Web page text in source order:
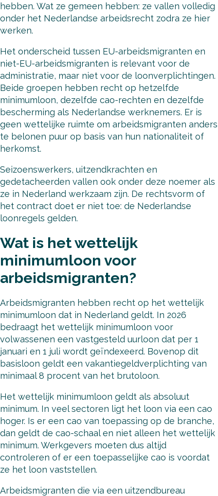
hebben. Wat ze gemeen hebben: ze vallen volledig
onder het Nederlandse arbeidsrecht zodra ze hier
werken.
Het onderscheid tussen EU-arbeidsmigranten en
niet-EU-arbeidsmigranten is relevant voor de
administratie, maar niet voor de loonverplichtingen.
Beide groepen hebben recht op hetzelfde
minimumloon, dezelfde cao-rechten en dezelfde
bescherming als Nederlandse werknemers. Er is
geen wettelijke ruimte om arbeidsmigranten anders
te belonen puur op basis van hun nationaliteit of
herkomst.
Seizoenswerkers, uitzendkrachten en
gedetacheerden vallen ook onder deze noemer als
ze in Nederland werkzaam zijn. De rechtsvorm of
het contract doet er niet toe: de Nederlandse
loonregels gelden.
Wat is het wettelijk
minimumloon voor
arbeidsmigranten?
Arbeidsmigranten hebben recht op het wettelijk
minimumloon dat in Nederland geldt. In 2026
bedraagt het wettelijk minimumloon voor
volwassenen een vastgesteld uurloon dat per 1
januari en 1 juli wordt geïndexeerd. Bovenop dit
basisloon geldt een vakantiegeldverplichting van
minimaal 8 procent van het brutoloon.
Het wettelijk minimumloon geldt als absoluut
minimum. In veel sectoren ligt het loon via een cao
hoger. Is er een cao van toepassing op de branche,
dan geldt de cao-schaal en niet alleen het wettelijk
minimum. Werkgevers moeten dus altijd
controleren of er een toepasselijke cao is voordat
ze het loon vaststellen.
Arbeidsmigranten die via een uitzendbureau